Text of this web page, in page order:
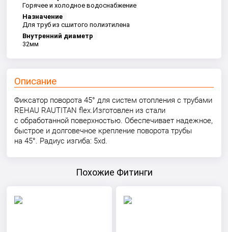
Горячее и холодное водоснабжение
Назначение
Для труб из сшитого полиэтилена
Внутренний диаметр
32мм
Описание
Фиксатор поворота 45° для систем отопления с трубами
REHAU RAUTITAN flex.Изготовлен из стали
с обработанной поверхностью. Обеспечивает надежное,
быстрое и долговечное крепление поворота трубы
на 45°. Радиус изгиба: 5xd.
Похожие Фитинги